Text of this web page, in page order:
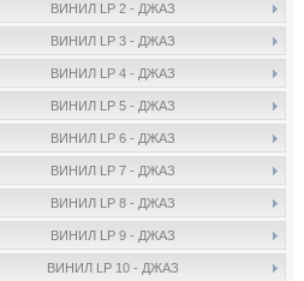
ВИНИЛ LP 2 - ДЖАЗ
ВИНИЛ LP 3 - ДЖАЗ
ВИНИЛ LP 4 - ДЖАЗ
ВИНИЛ LP 5 - ДЖАЗ
ВИНИЛ LP 6 - ДЖАЗ
ВИНИЛ LP 7 - ДЖАЗ
ВИНИЛ LP 8 - ДЖАЗ
ВИНИЛ LP 9 - ДЖАЗ
ВИНИЛ LP 10 - ДЖАЗ